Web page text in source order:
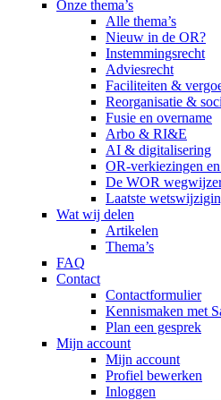
Onze thema’s
Alle thema’s
Nieuw in de OR?
Instemmingsrecht
Adviesrecht
Faciliteiten &
Reorganisatie &
Fusie en overname
Arbo & RI&E
AI & digitalisering
OR-verkiezingen
De WOR
Laatste
Wat wij delen
Artikelen
Thema’s
FAQ
Contact
Contactformulier
Kennismaken met
Plan een gesprek
Mijn account
Mijn account
Profiel bewerken
Inloggen